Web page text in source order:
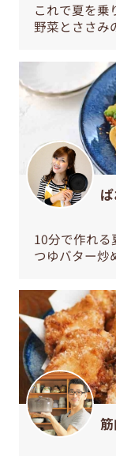
これで夏を乗
野菜とささみ
10分で作れ
つゆバター炒